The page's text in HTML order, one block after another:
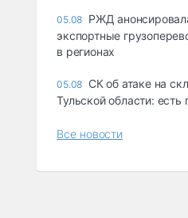
05.08 РЖД
экспортные
в регионах
05.08 СК об атаке на
Тульской области:
Все новости